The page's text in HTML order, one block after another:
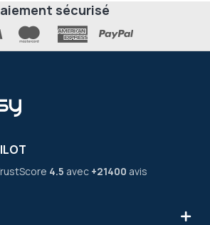
sécurisé
4.5 avec +21400 avis